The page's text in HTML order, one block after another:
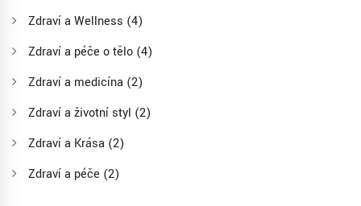
Zdraví a Wellness (4)
Zdraví a péče o tělo (4)
Zdraví a medicína (2)
Zdraví a životní styl (2)
Zdraví a Krása (2)
Zdraví a péče (2)